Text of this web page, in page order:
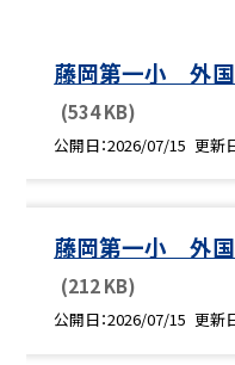
藤岡第一小 外国
(534 KB)
公開日 2026/07/15 更新
藤岡第一小 外国
(212 KB)
公開日 2026/07/15 更新